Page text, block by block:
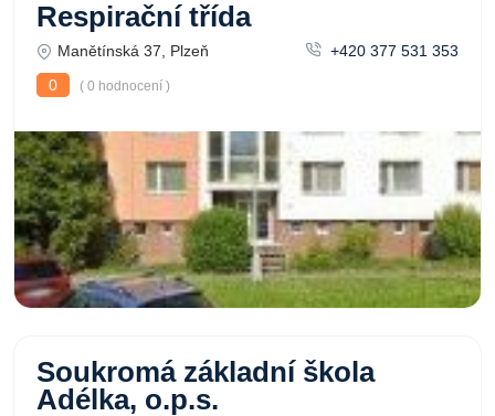
Respirační třída
Manětínská 37, Plzeň
+420 377 531 353
0
( 0 hodnocení )
Soukromá základní škola
Adélka, o.p.s.